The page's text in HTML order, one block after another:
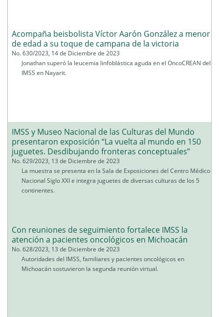
Acompaña beisbolista Víctor Aarón González a menor
de edad a su toque de campana de la victoria
No. 630/2023, 14 de Diciembre de 2023
Jonathan superó la leucemia linfoblástica aguda en el OncoCREAN del
IMSS en Nayarit.
IMSS y Museo Nacional de las Culturas del Mundo
presentaron exposición “La vuelta al mundo en 150
juguetes. Desdibujando fronteras conceptuales”
No. 629/2023, 13 de Diciembre de 2023
La muestra se presenta en la Sala de Exposiciones del Centro Médico
Nacional Siglo XXI e integra juguetes de diversas culturas de los 5
continentes.
Con reuniones de seguimiento fortalece IMSS la
atención a pacientes oncológicos en Michoacán
No. 628/2023, 13 de Diciembre de 2023
Autoridades del IMSS, familiares y pacientes oncológicos en
Michoacán sostuvieron la segunda reunión virtual.